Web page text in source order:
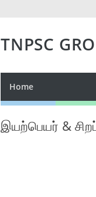
TNPSC
Home
இயற்பெயர் &